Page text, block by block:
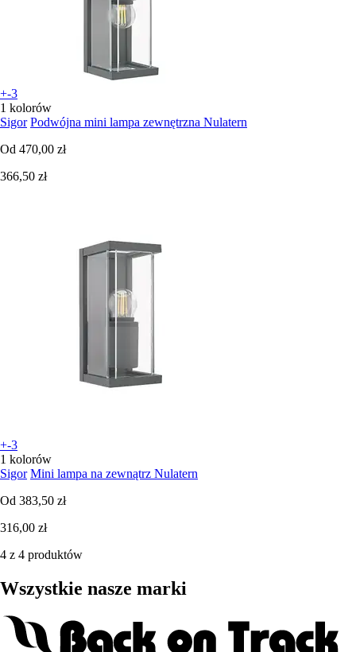
+-3
1 kolorów
Sigor Podwójna mini lampa zewnętrzna Nulatern
Od 470,00 zł
366,50 zł
+-3
1 kolorów
Sigor Mini lampa na zewnątrz Nulatern
Od 383,50 zł
316,00 zł
4 z 4 produktów
Wszystkie nasze marki